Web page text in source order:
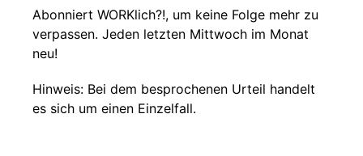
Abonniert WORKlich?!, um keine Folge mehr zu
verpassen. Jeden letzten Mittwoch im Monat
neu!
Hinweis: Bei dem besprochenen Urteil handelt
es sich um einen Einzelfall.